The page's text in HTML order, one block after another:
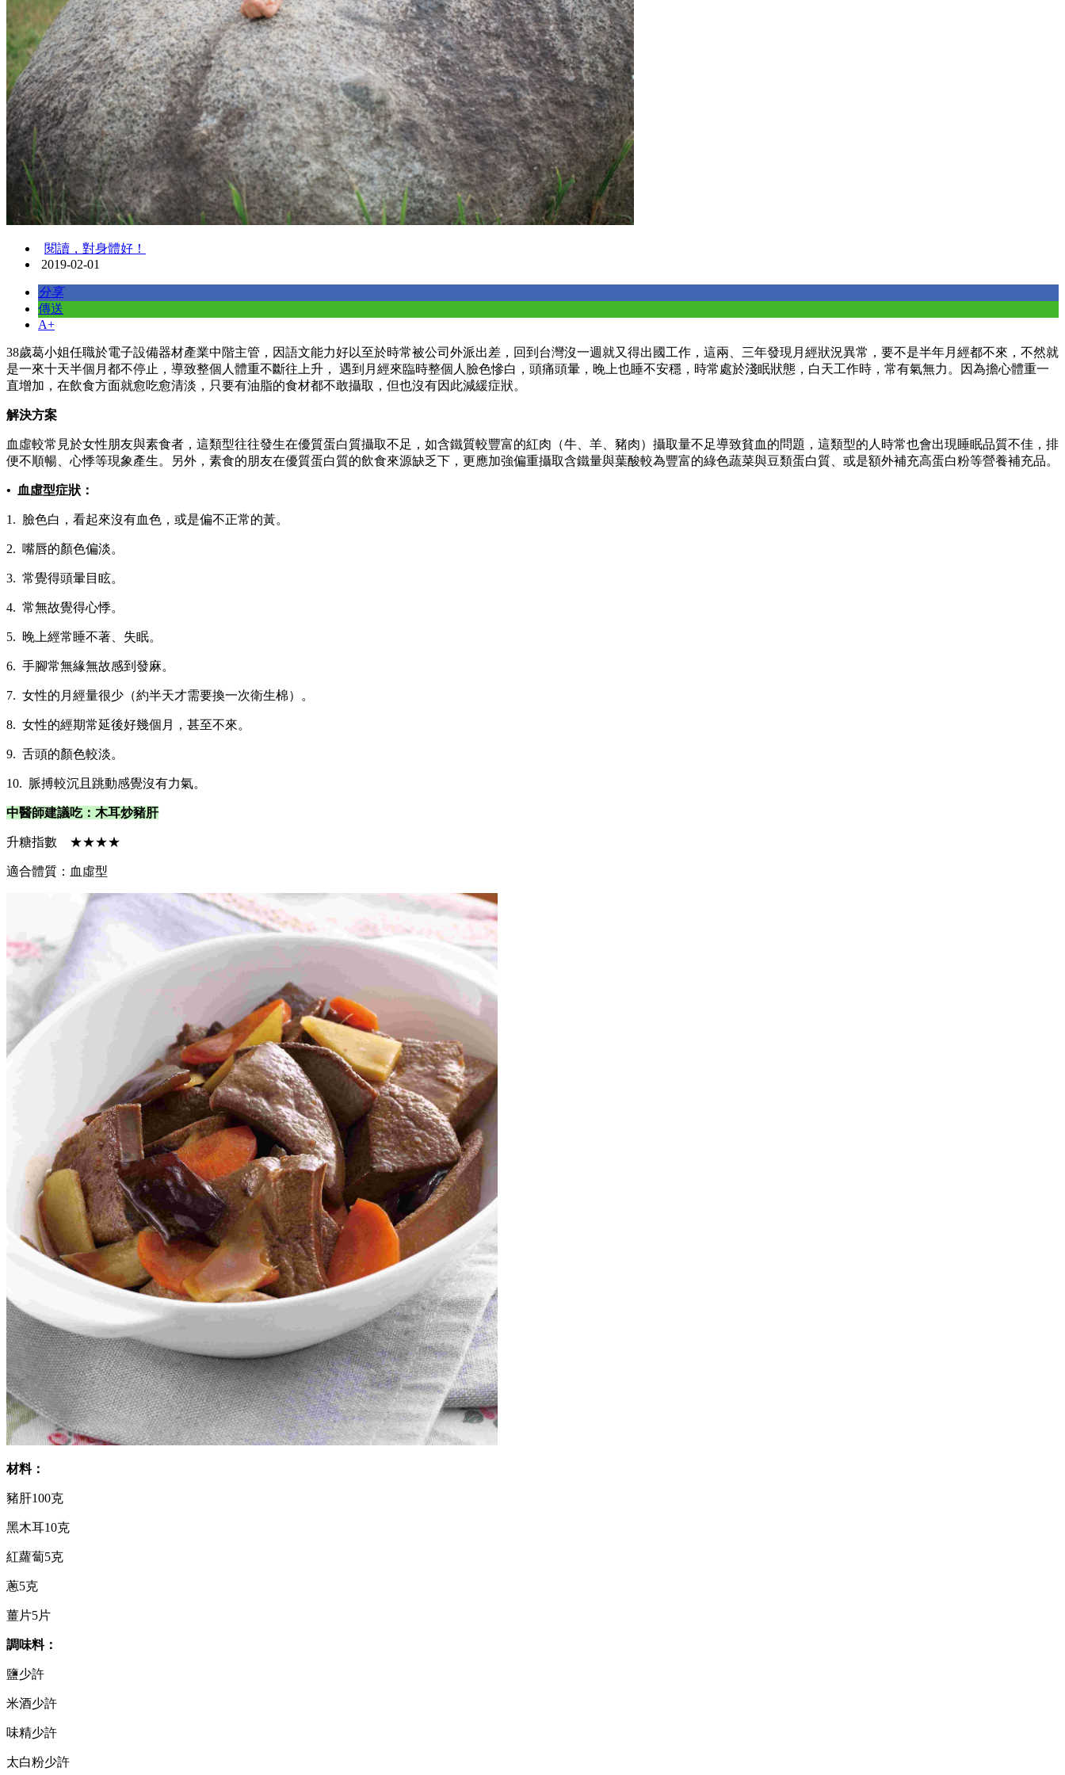
閱讀，對身體好！
2019-02-01
分享
傳送
A+
38歲葛小姐任職於電子設備器材產業中階主管，因語文能力好以至於時常被公司外派出差，回到台灣沒一週就又得出國工作，這兩、三年發現月經狀況異常，要不是半年月經都不來，不然就
是一來十天半個月都不停止，導致整個人體重不斷往上升， 遇到月經來臨時整個人臉色慘白，頭痛頭暈，晚上也睡不安穩，時常處於淺眠狀態，白天工作時，常有氣無力。因為擔心體重一
直增加，在飲食方面就愈吃愈清淡，只要有油脂的食材都不敢攝取，但也沒有因此減緩症狀。
解決方案
血虛較常見於女性朋友與素食者，這類型往往發生在優質蛋白質攝取不足，如含鐵質較豐富的紅肉（牛、羊、豬肉）攝取量不足導致貧血的問題，這類型的人時常也會出現睡眠品質不佳，排
便不順暢、心悸等現象產生。另外，素食的朋友在優質蛋白質的飲食來源缺乏下，更應加強偏重攝取含鐵量與葉酸較為豐富的綠色蔬菜與豆類蛋白質、或是額外補充高蛋白粉等營養補充品。
• 血虛型症狀：
1. 臉色白，看起來沒有血色，或是偏不正常的黃。
2. 嘴唇的顏色偏淡。
3. 常覺得頭暈目眩。
4. 常無故覺得心悸。
5. 晚上經常睡不著、失眠。
6. 手腳常無緣無故感到發麻。
7. 女性的月經量很少（約半天才需要換一次衛生棉）。
8. 女性的經期常延後好幾個月，甚至不來。
9. 舌頭的顏色較淡。
10. 脈搏較沉且跳動感覺沒有力氣。
中醫師建議吃：木耳炒豬肝
升糖指數 ★★★★
適合體質：血虛型
材料：
豬肝100克
黑木耳10克
紅蘿蔔5克
蔥5克
薑片5片
調味料：
鹽少許
米酒少許
味精少許
太白粉少許